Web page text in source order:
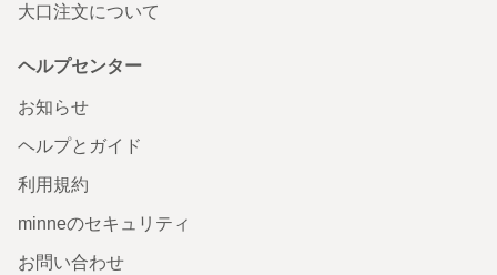
大口注文について
ヘルプセンター
お知らせ
ヘルプとガイド
利用規約
minneのセキュリティ
お問い合わせ